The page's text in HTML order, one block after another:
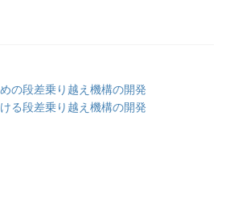
の段差乗り越え機構の開発
る段差乗り越え機構の開発